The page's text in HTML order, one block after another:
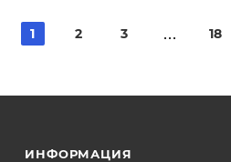
1 2 3 18
ИНФОРМАЦИЯ